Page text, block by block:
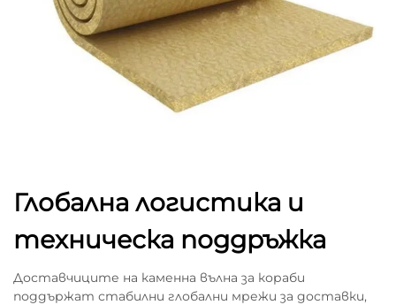
Глобална логистика и
техническа поддръжка
Доставчиците на каменна вълна за кораби
поддържат стабилни глобални мрежи за доставки,